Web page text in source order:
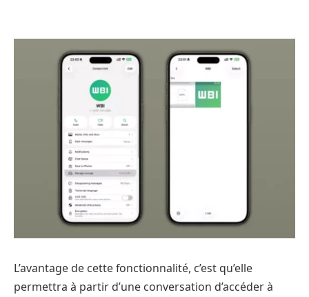
L’avantage de cette fonctionnalité, c’est qu’elle
permettra à partir d’une conversation d’accéder à